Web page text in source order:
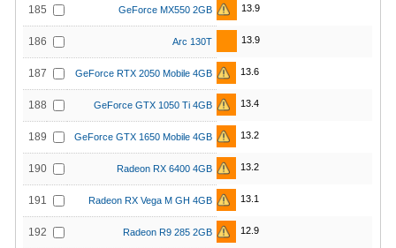
185 GeForce MX550 2GB 13.9
186 Arc 130T 13.9
187 GeForce RTX 2050 Mobile 4GB 13.6
188 GeForce GTX 1050 Ti 4GB 13.4
189 GeForce GTX 1650 Mobile 4GB 13.2
190 Radeon RX 6400 4GB 13.2
191 Radeon RX Vega M GH 4GB 13.1
192 Radeon R9 285 2GB 12.9